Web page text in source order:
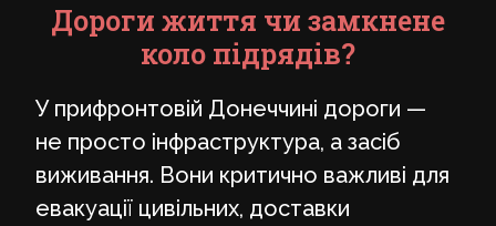
Дороги життя чи замкнене
коло підрядів?
У прифронтовій Донеччині дороги —
не просто інфраструктура, а засіб
виживання. Вони критично важливі для
евакуації цивільних, доставки